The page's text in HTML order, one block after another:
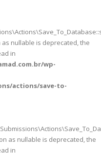
nullable is deprecated, the
in
wp-
actions/save-to-
as nullable is deprecated, the
in